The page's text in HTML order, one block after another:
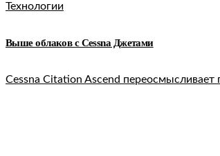
Технологии
Выше облаков c Cessna Джетами
Cessna Citation Ascend